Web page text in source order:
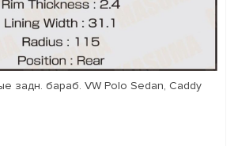
задн. бараб. VW Polo Sedan, Caddy